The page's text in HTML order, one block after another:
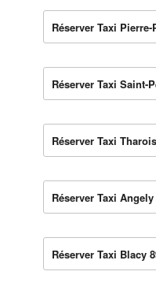
Réserver Taxi
Réserver Taxi Saint-
Réserver Taxi
Réserver Taxi Angely
Réserver Taxi Blacy